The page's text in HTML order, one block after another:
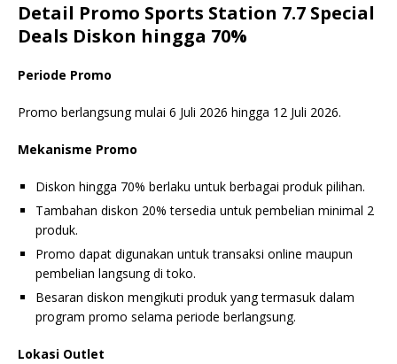
Detail Promo Sports Station 7.7 Special
Deals Diskon hingga 70%
Periode Promo
Promo berlangsung mulai 6 Juli 2026 hingga 12 Juli 2026.
Mekanisme Promo
Diskon hingga 70% berlaku untuk berbagai produk pilihan.
Tambahan diskon 20% tersedia untuk pembelian minimal 2
produk.
Promo dapat digunakan untuk transaksi online maupun
pembelian langsung di toko.
Besaran diskon mengikuti produk yang termasuk dalam
program promo selama periode berlangsung.
Lokasi Outlet